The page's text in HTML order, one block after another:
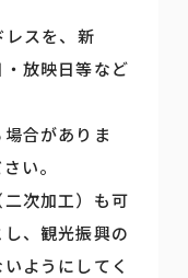
スを、新
放映日等など
合がありま
い。
次加工）も可
、観光振興の
ようにしてく